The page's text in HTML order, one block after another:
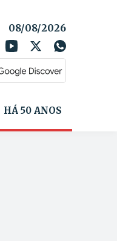
08/08/2026
HÁ 50 ANOS